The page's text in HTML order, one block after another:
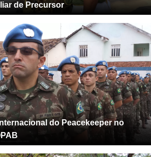
de Precursor
do Peacekeeper no